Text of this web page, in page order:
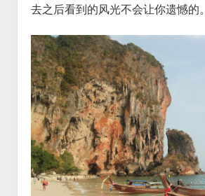
去之后看到的风光不会让你遗憾的。